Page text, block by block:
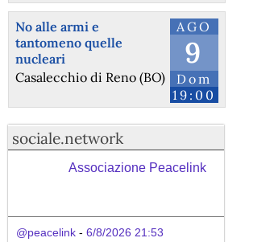
AGO
9
Dom
19:00
No alle armi e
tantomeno quelle
nucleari
Casalecchio di Reno (BO)
sociale.network
Associazione Peacelink
@peacelink - 6/8/2026 21:53